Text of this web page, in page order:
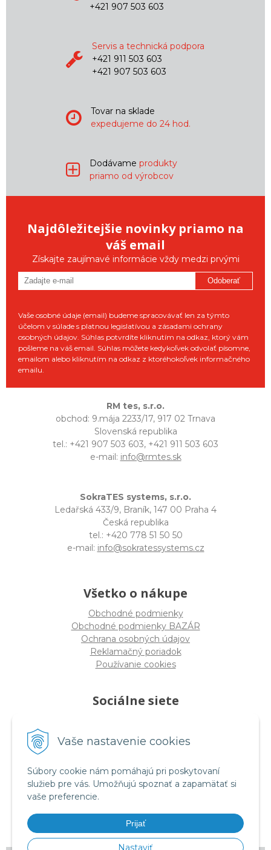
Vaše nastavenie cookies
Súbory cookie nám pomáhajú pri poskytovaní
služieb pre vás. Umožňujú spoznať a zapamätať si
vaše preferencie.
Prijať
Nastaviť
+421 907 503 603
Servis a technická podpora
+421 911 503 603
+421 907 503 603
Tovar na sklade
expedujeme do 24 hod.
Dodávame produkty
priamo od výrobcov
Najdôležitejšie novinky priamo na
váš email
Získajte zaujímavé informácie vždy medzi prvými
Odoberať
Vaše osobné údaje (email) budeme spracovávať len za týmto
účelom v súlade s platnou legislatívou a zásadami ochrany
osobných údajov. Súhlas potvrdíte kliknutím na odkaz, ktorý vám
pošleme na váš email. Súhlas môžete kedykoľvek odvolať písomne,
emailom alebo kliknutím na odkaz z ktoréhokoľvek informačného
emailu.
RM tes, s.r.o.
obchod: 9.mája 2233/17, 917 02 Trnava
Slovenská republika
tel.: +421 907 503 603, +421 911 503 603
e-mail: info@rmtes.sk
SokraTES systems, s.r.o.
Ledařská 433/9, Braník, 147 00 Praha 4
Česká republika
tel.: +420 778 51 50 50
e-mail: info@sokratessystems.cz
Všetko o nákupe
Obchodné podmienky
Obchodné podmienky BAZÁR
Ochrana osobných údajov
Reklamačný poriadok
Používanie cookies
Sociálne siete
instagram.com/rmtes_sk